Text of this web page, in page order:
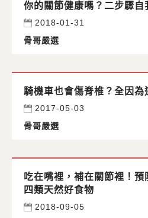
你的關節健康嗎？二步驟自
2018-01-31
骨哥嚴選
騎機車也會傷脊椎？全因為
2017-05-03
骨哥嚴選
吃在嘴裡，補在關節裡！
四類天然好食物
2018-09-05